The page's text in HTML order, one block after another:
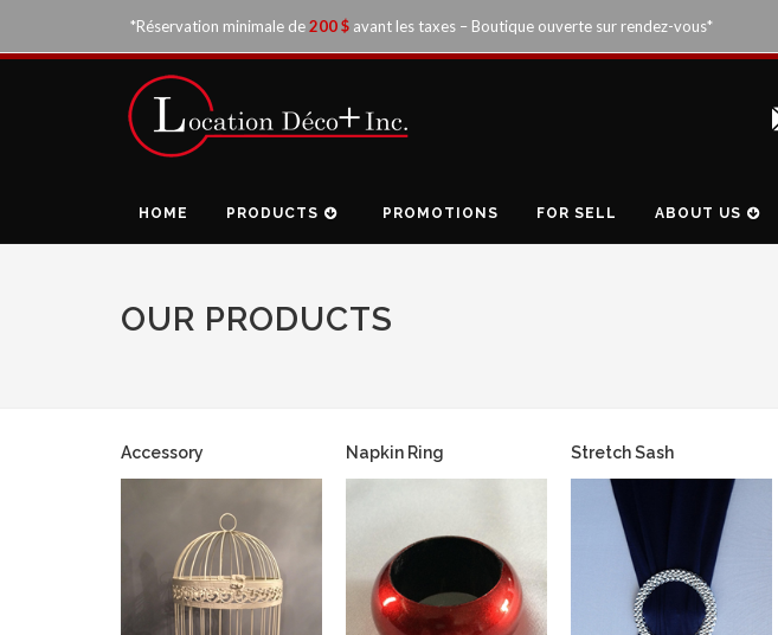
*Réservation minimale de200 $ avant les taxes – Boutique ouverte sur rendez-vous*
HOME PRODUCTS PROMOTIONS FOR SELL ABOUT US
OUR PRODUCTS
Accessory Napkin Ring Stretch Sash